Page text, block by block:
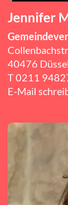
Jennifer
40476
T0211
E-Mail